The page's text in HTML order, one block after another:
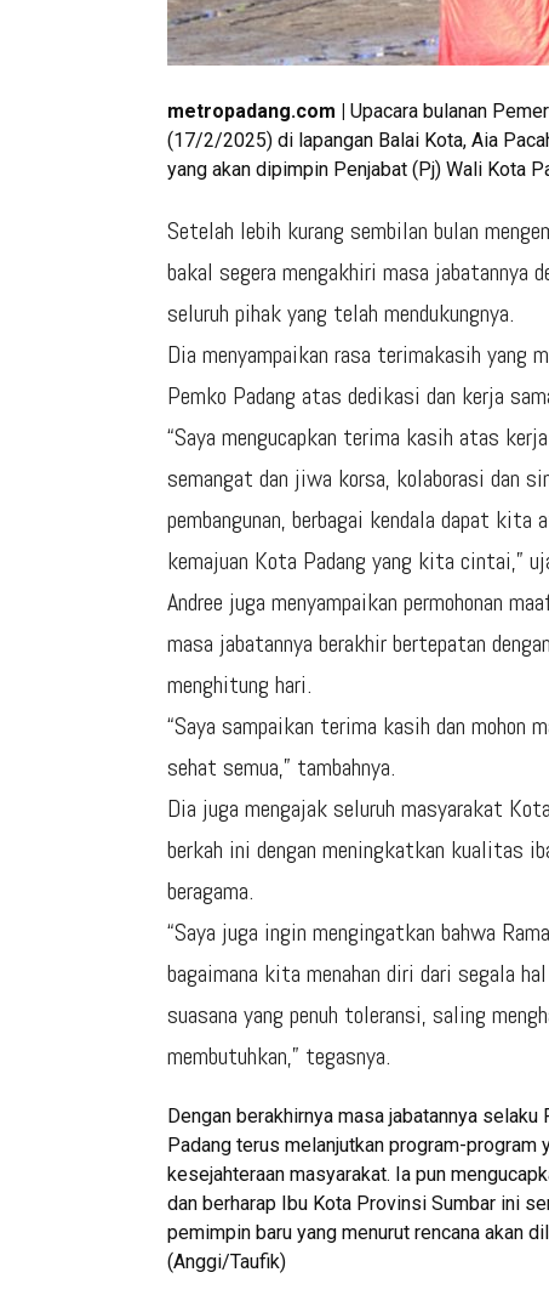
metropadang.com | Upacara bulanan
(17/2/2025) di lapangan Balai Kota, Aia
yang akan dipimpin Penjabat (Pj) Wali Kota
Setelah lebih kurang sembilan bulan
bakal segera mengakhiri masa jabatannya
seluruh pihak yang telah mendukungnya.
Dia menyampaikan rasa terimakasih yang
Pemko Padang atas dedikasi dan kerja
“Saya mengucapkan terima kasih atas
semangat dan jiwa korsa, kolaborasi dan
pembangunan, berbagai kendala dapat
kemajuan Kota Padang yang kita cintai,”
Andree juga menyampaikan permohonan
masa jabatannya berakhir bertepatan
menghitung hari.
“Saya sampaikan terima kasih dan mohon
sehat semua,” tambahnya.
Dia juga mengajak seluruh masyarakat
berkah ini dengan meningkatkan kualitas
beragama.
“Saya juga ingin mengingatkan bahwa
bagaimana kita menahan diri dari segala
suasana yang penuh toleransi, saling
membutuhkan,” tegasnya.
Dengan berakhirnya masa jabatannya
Padang terus melanjutkan program-program
kesejahteraan masyarakat. Ia pun
dan berharap Ibu Kota Provinsi Sumbar ini
pemimpin baru yang menurut rencana akan
(Anggi/Taufik)